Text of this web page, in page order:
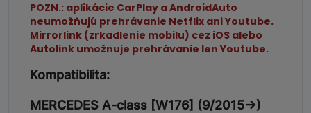
POZN.: aplikácie CarPlay a AndroidAuto
neumožňujú prehrávanie Netflix ani Youtube.
Mirrorlink (zrkadlenie mobilu) cez iOS alebo
Autolink umožnuje prehrávanie len Youtube.
Kompatibilita:
MERCEDES A-class [W176] (9/2015->)